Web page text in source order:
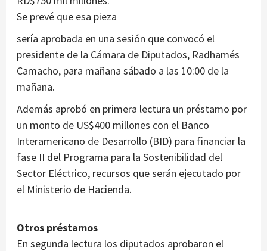
Se prevé que esa pieza
sería aprobada en una sesión que convocó el
presidente de la Cámara de Diputados, Radhamés
Camacho, para mañana sábado a las 10:00 de la
mañana.
Además aprobó en primera lectura un préstamo por
un monto de US$400 millones con el Banco
Interamericano de Desarrollo (BID) para financiar la
fase II del Programa para la Sostenibilidad del
Sector Eléctrico, recursos que serán ejecutado por
el Ministerio de Hacienda.
Otros préstamos
En segunda lectura los diputados aprobaron el